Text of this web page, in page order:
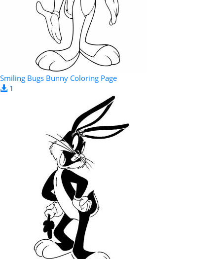
Smiling Bugs Bunny Coloring Page
1